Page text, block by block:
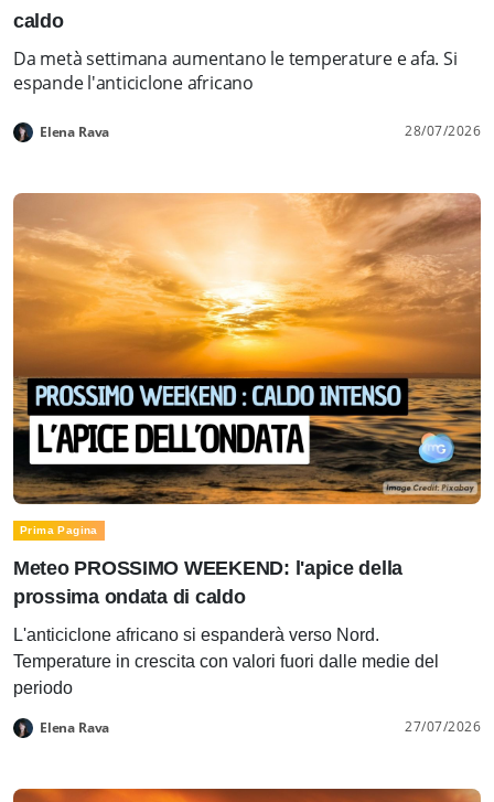
caldo
Da metà settimana aumentano le temperature e afa. Si
espande l'anticiclone africano
Elena Rava 28/07/2026
Prima Pagina
Meteo PROSSIMO WEEKEND: l'apice della
prossima ondata di caldo
L'anticiclone africano si espanderà verso Nord.
Temperature in crescita con valori fuori dalle medie del
periodo
Elena Rava 27/07/2026